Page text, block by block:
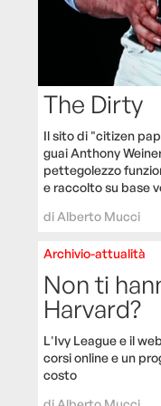
The Dirty
Il sito di "citizen
guai Anthony
pettegolezzo
e raccolto su base
di Alberto Mucci
Archivio-attualità
Non ti
Harvard?
L'Ivy League e il
corsi online e un
costo